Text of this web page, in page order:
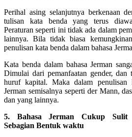
Perihal asing selanjutnya berkenaan
tulisan kata benda yang terus
Peraturan seperti ini tidak ada dalam
lainnya. Bila tidak biasa
penulisan kata benda dalam bahasa
Kata benda dalam bahasa Jerman
Dimulai dari pemanfaatan gender, dan
huruf kapital. Maka dalam penulisan
Jerman semisalnya seperti der Mann,
dan yang lainnya.
5. Bahasa Jerman Cukup Sulit
Sebagian Bentuk waktu